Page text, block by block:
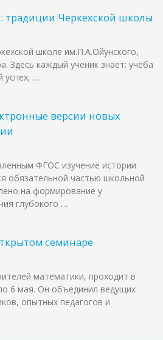
традиции Черкехской школы
школе им.П.А.Ойунского,
Здесь каждый ученик знает: учёба
успех, …
версии новых
ФГОС изучение истории
обязательной частью школьной
на формирование у
глубокого …
семинаре
математики, проходит в
6 мая. Он объединил ведущих
опытных педагогов и